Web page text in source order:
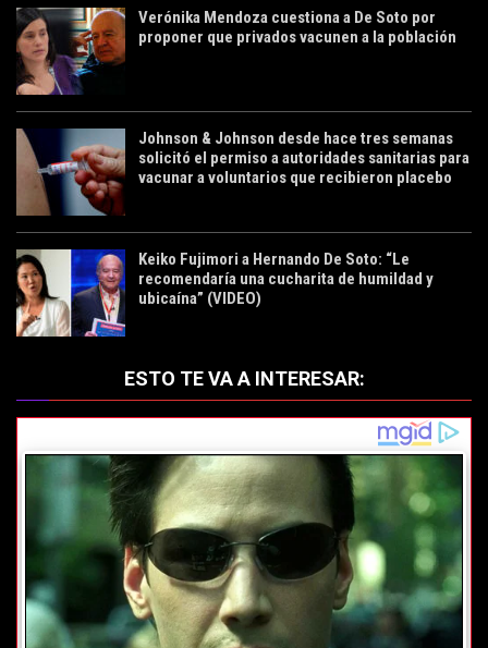
Verónika Mendoza cuestiona a De Soto por
proponer que privados vacunen a la población
Johnson & Johnson desde hace tres semanas
solicitó el permiso a autoridades sanitarias para
vacunar a voluntarios que recibieron placebo
Keiko Fujimori a Hernando De Soto: “Le
recomendaría una cucharita de humildad y
ubicaína” (VIDEO)
ESTO TE VA A INTERESAR: